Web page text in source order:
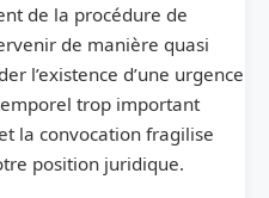
de la procédure de
de manière quasi
l’existence d’une urgence
trop important
la convocation fragilise
position juridique.